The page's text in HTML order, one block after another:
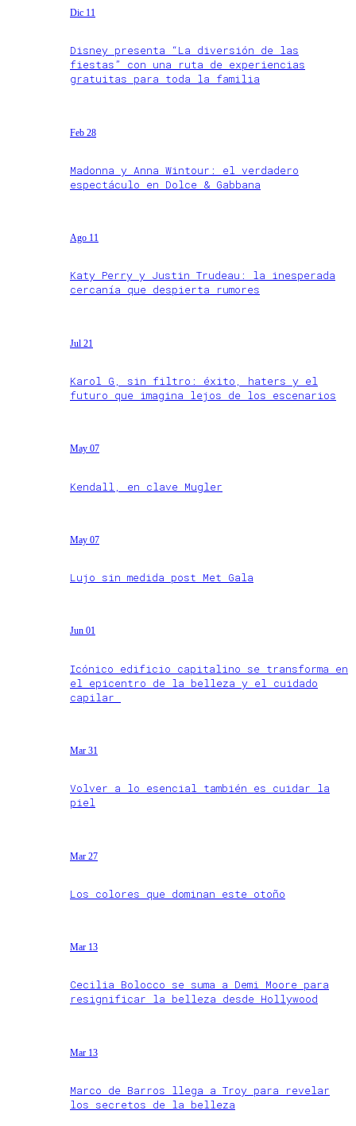
Dic 11
Disney presenta “La diversión de las
fiestas” con una ruta de experiencias
gratuitas para toda la familia
Feb 28
Madonna y Anna Wintour: el verdadero
espectáculo en Dolce & Gabbana
Ago 11
Katy Perry y Justin Trudeau: la inesperada
cercanía que despierta rumores
Jul 21
Karol G, sin filtro: éxito, haters y el
futuro que imagina lejos de los escenarios
May 07
Kendall, en clave Mugler
May 07
Lujo sin medida post Met Gala
Jun 01
Icónico edificio capitalino se transforma en
el epicentro de la belleza y el cuidado
capilar
Mar 31
Volver a lo esencial también es cuidar la
piel
Mar 27
Los colores que dominan este otoño
Mar 13
Cecilia Bolocco se suma a Demi Moore para
resignificar la belleza desde Hollywood
Mar 13
Marco de Barros llega a Troy para revelar
los secretos de la belleza